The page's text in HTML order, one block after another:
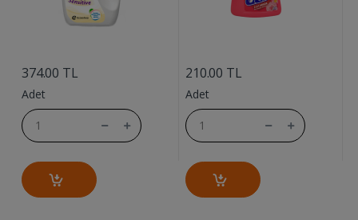
374.00 TL
Adet
210.00 TL
Adet